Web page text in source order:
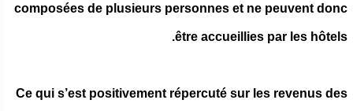
composées de plusieurs personnes et ne peuvent donc
être accueillies par les hôtels.
Ce qui s’est positivement répercuté sur les revenus des